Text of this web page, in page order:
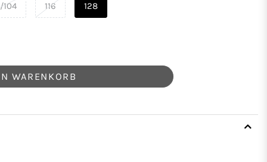
116 128
WARENKORB